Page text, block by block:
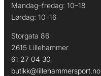
Mandag–fredag: 10–18
Lørdag: 10–16
Storgata 86
2615 Lillehammer
61 27 04 30
butikk@lillehammersport.no